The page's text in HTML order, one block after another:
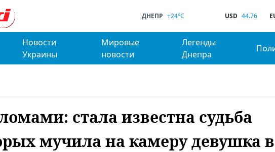
ДНЕПР +24°C USD 44.76
Новости
Украины
Мировые
новости
Легенды
Днепра
стала известна судьба
мучила на камеру девушка в